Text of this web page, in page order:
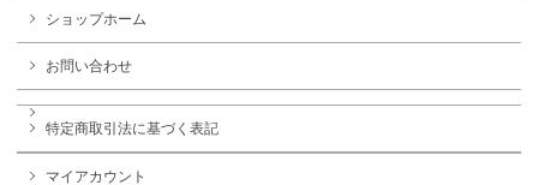
ショップホーム
お問い合わせ
特定商取引法に基づく表記
マイアカウント